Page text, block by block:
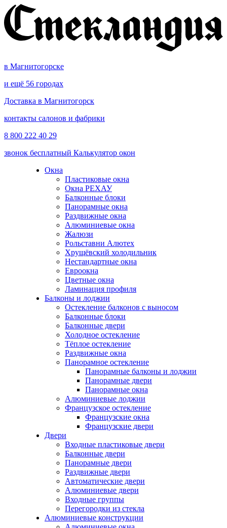
в Магнитогорске
и ещё 56 городах
Доставка в Магнитогорск
контакты салонов и фабрики
8 800 222 40 29
звонок бесплатный Калькулятор окон
Окна
Пластиковые окна
Окна РЕХАУ
Балконные блоки
Панорамные окна
Раздвижные окна
Алюминиевые окна
Жалюзи
Рольставни Алютех
Хрущёвский холодильник
Нестандартные окна
Евроокна
Цветные окна
Ламинация профиля
Балконы и лоджии
Остекление балконов с выносом
Балконные блоки
Балконные двери
Холодное остекление
Тёплое остекление
Раздвижные окна
Панорамное остекление
Панорамные балконы и лоджии
Панорамные двери
Панорамные окна
Алюминиевые лоджии
Французское остекление
Французские окна
Французские двери
Двери
Входные пластиковые двери
Балконные двери
Панорамные двери
Раздвижные двери
Автоматические двери
Алюминиевые двери
Входные группы
Перегородки из стекла
Алюминиевые конструкции